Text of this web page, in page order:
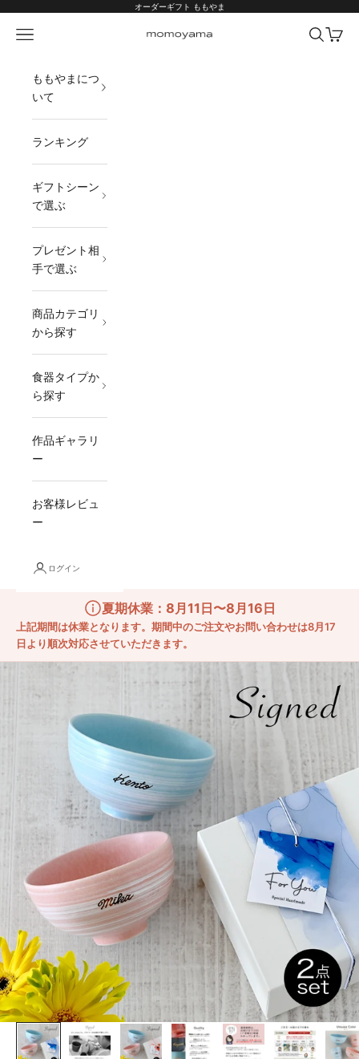
オーダーギフト ももやま
オーダーギフト ももやま 本店
メニュー 検索カート
ももやまにつ
いて
ランキング
ギフトシーン
で選ぶ
プレゼント相
手で選ぶ
商品カテゴリ
から探す
食器タイプか
ら探す
作品ギャラリ
ー
お客様レビュ
ー
ログイン
夏期休業：8月11日〜8月16日
上記期間は休業となります。期間中のご注文やお問い合わせは8月17
日より順次対応させていただきます。